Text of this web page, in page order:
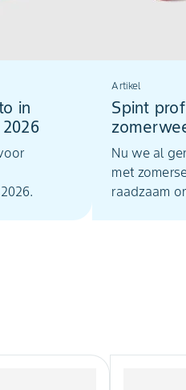
in
Artikel
Spint
opkweek
Nu we al
met
raadzaam